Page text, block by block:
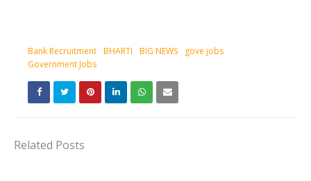
Bank Recruitment BHARTI BIG NEWS
gove jobs
Government Jobs
Related Posts